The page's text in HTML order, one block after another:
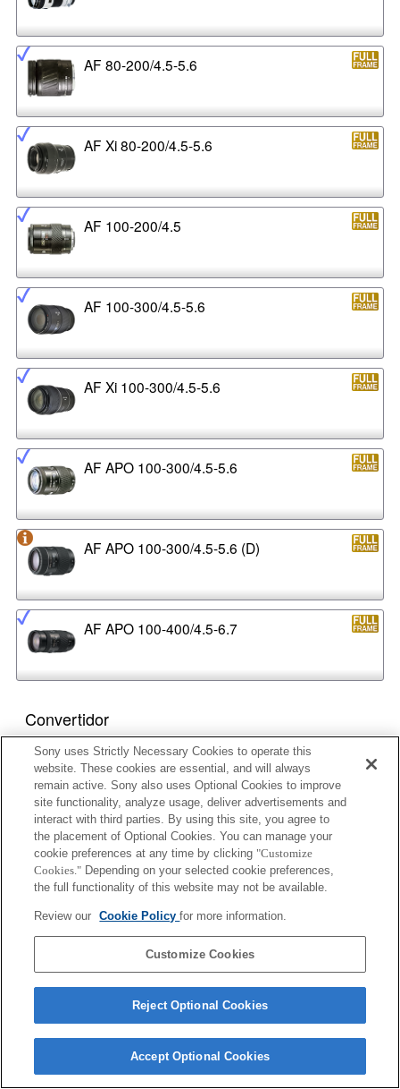
AF 80-200/4.5-5.6
AF Xi 80-200/4.5-5.6
AF 100-200/4.5
AF 100-300/4.5-5.6
AF Xi 100-300/4.5-5.6
AF APO 100-300/4.5-5.6
AF APO 100-300/4.5-5.6 (D)
AF APO 100-400/4.5-6.7
Convertidor
1.4x TELE CONVERTER APO
2x TELE CONVERTER APO
1.4x TELE CONVERTER APO II
2x TELE CONVERTER APO II
1.4x TELE CONVERTER APO (D)
Sony uses Strictly Necessary Cookies to operate this
website. These cookies are essential, and will always
remain active. Sony also uses Optional Cookies to improve
site functionality, analyze usage, deliver advertisements and
interact with third parties. By using this site, you agree to
the placement of Optional Cookies. You can manage your
cookie preferences at any time by clicking "Customize
Cookies." Depending on your selected cookie preferences,
the full functionality of this website may not be available.
Review our Cookie Policyfor more information.
Customize Cookies
Reject Optional Cookies
Accept Optional Cookies